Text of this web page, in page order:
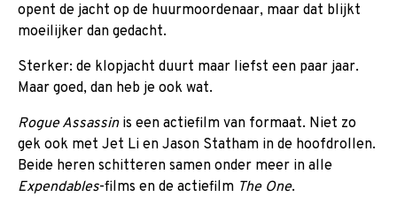
opent de jacht op de huurmoordenaar, maar dat blijkt
moeilijker dan gedacht.
Sterker: de klopjacht duurt maar liefst een paar jaar.
Maar goed, dan heb je ook wat.
Rogue Assassinis een actiefilm van formaat. Niet zo
gek ook met Jet Li en Jason Statham in de hoofdrollen.
Beide heren schitteren samen onder meer in alle
Expendables-films en de actiefilm The One.